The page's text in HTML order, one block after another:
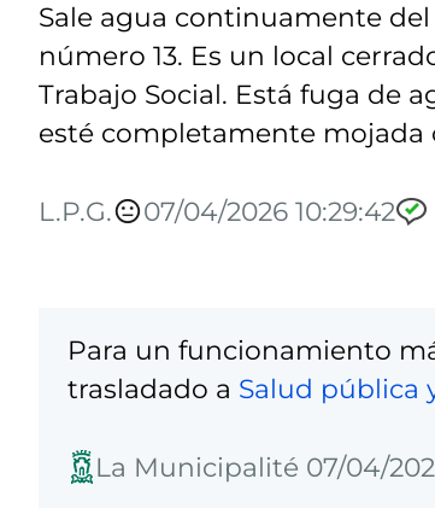
Sale agua continuamente
número 13. Es un local
Trabajo Social. Está fuga de
esté completamente mojada
L.P.G. 07/04/2026 10:29:42
Para un funcionamiento
trasladado a Salud pública
La Municipalité 07/04/